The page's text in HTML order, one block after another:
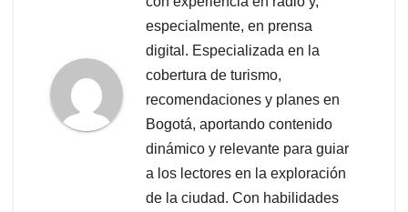
especialmente, en prensa
digital. Especializada en la
cobertura de turismo,
recomendaciones y planes en
Bogotá, aportando contenido
dinámico y relevante para guiar
a los lectores en la exploración
de la ciudad. Con habilidades